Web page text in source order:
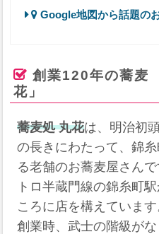
Google地図から話題の
創業120年の蕎麦
花」
蕎麦処 丸花は、明治初
の長きにわたって、錦
る老舗のお蕎麦屋さん
トロ半蔵門線の錦糸町
ころに店を構えています
創業時、武士の階級が